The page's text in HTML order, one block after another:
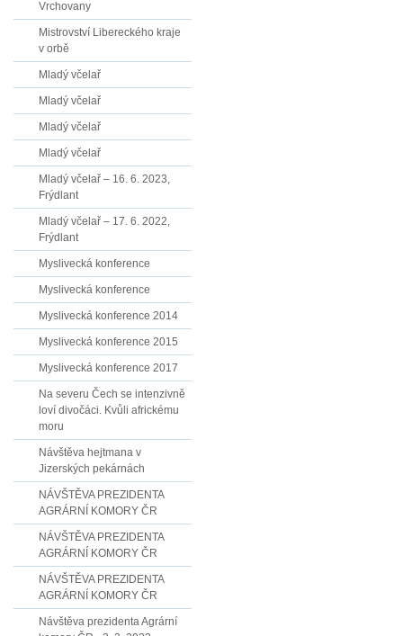
Vrchovany
Mistrovství Libereckého kraje
v orbě
Mladý včelař
Mladý včelař
Mladý včelař
Mladý včelař
Mladý včelař – 16. 6. 2023,
Frýdlant
Mladý včelař – 17. 6. 2022,
Frýdlant
Myslivecká konference
Myslivecká konference
Myslivecká konference 2014
Myslivecká konference 2015
Myslivecká konference 2017
Na severu Čech se intenzivně
loví divočáci. Kvůli africkému
moru
Návštěva hejtmana v
Jizerských pekárnách
NÁVŠTĚVA PREZIDENTA
AGRÁRNÍ KOMORY ČR
NÁVŠTĚVA PREZIDENTA
AGRÁRNÍ KOMORY ČR
NÁVŠTĚVA PREZIDENTA
AGRÁRNÍ KOMORY ČR
Návštěva prezidenta Agrární